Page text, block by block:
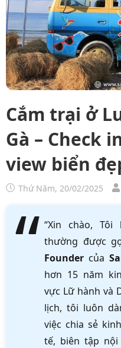
Cắm trại ở
Gà – Check
view biển
Thứ Năm, 20/02/2025
“Xin chào, Tôi
thường được
Founder của
hơn 15 năm
vực Lữ hành và
lịch, tôi luôn
việc chia sẻ
tế, biên tập